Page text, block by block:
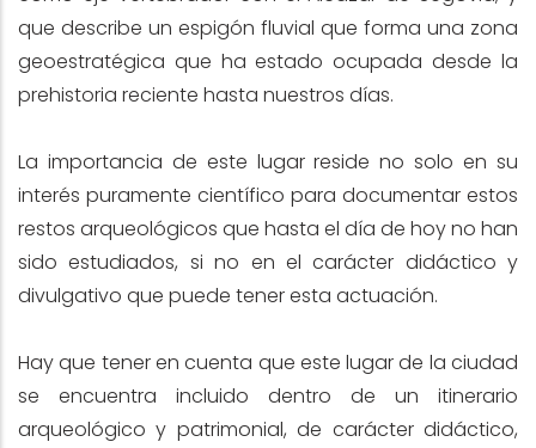
que describe un espigón fluvial que forma una zona
geoestratégica que ha estado ocupada desde la
prehistoria reciente hasta nuestros días.
La importancia de este lugar reside no solo en su
interés puramente científico para documentar estos
restos arqueológicos que hasta el día de hoy no han
sido estudiados, si no en el carácter didáctico y
divulgativo que puede tener esta actuación.
Hay que tener en cuenta que este lugar de la ciudad
se encuentra incluido dentro de un itinerario
arqueológico y patrimonial, de carácter didáctico,